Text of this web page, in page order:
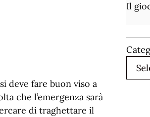
deve fare buon viso a
che l’emergenza sarà
di traghettare il
Il